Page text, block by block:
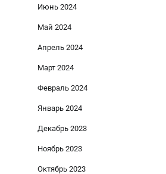
Июнь 2024
Май 2024
Апрель 2024
Март 2024
Февраль 2024
Январь 2024
Декабрь 2023
Ноябрь 2023
Октябрь 2023